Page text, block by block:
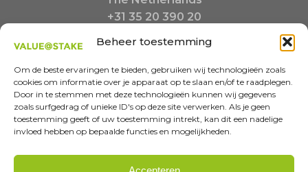
Beheer toestemming
Om de beste ervaringen te bieden, gebruiken wij technologieën zoals
cookies om informatie over je apparaat op te slaan en/of te raadplegen.
Door in te stemmen met deze technologieën kunnen wij gegevens
zoals surfgedrag of unieke ID's op deze site verwerken. Als je geen
toestemming geeft of uw toestemming intrekt, kan dit een nadelige
invloed hebben op bepaalde functies en mogelijkheden.
+31 35 20 390 20
info@valueatstake.nl
MISSION-INSPIRED COMMUNICATIONS